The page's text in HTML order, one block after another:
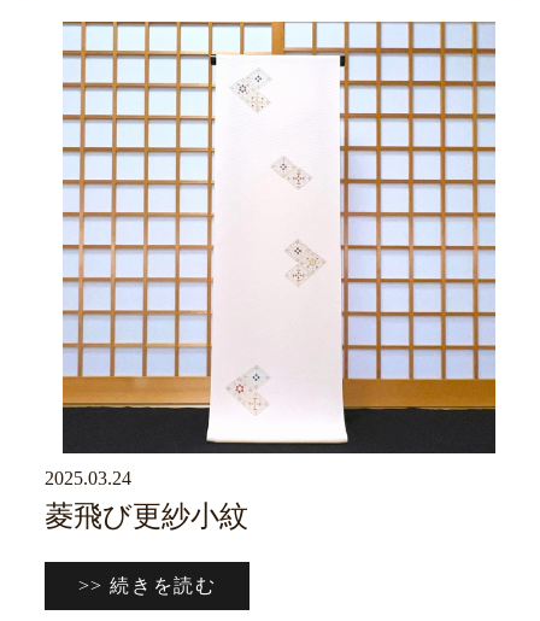
2025.03.24
菱飛び更紗小紋
>> 続きを読む